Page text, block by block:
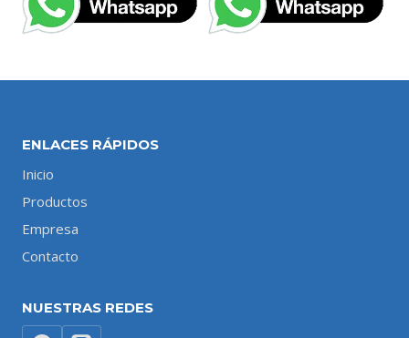
ENLACES RÁPIDOS
Inicio
Productos
Empresa
Contacto
NUESTRAS REDES